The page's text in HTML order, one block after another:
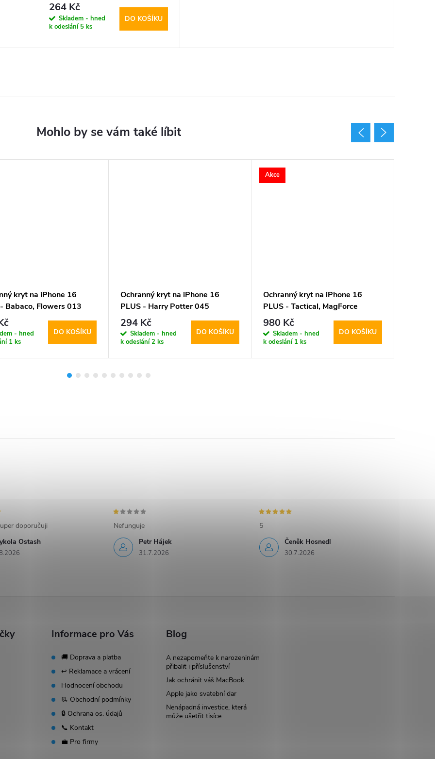
264 Kč
Skladem - hned
k odeslání 5 ks
DO KOŠÍKU
kryt na iPhone 16
Babaco, Flowers 013
- hned
1 ks
DO KOŠÍKU
Ochranný kryt na iPhone 16
PLUS - Harry Potter 045
294 Kč
Skladem - hned
k odeslání2 ks
DO KOŠÍKU
Akce
Ochranný kryt na iPhone 16
PLUS - Tactical, MagForce
Aramid
980 Kč
Skladem - hned
k odeslání 1 ks
DO KOŠÍKU
Ostash
doporučuji
Petr Hájek
31.7.2026
Nefunguje
Čeněk Hosnedl
30.7.2026
5
Informace pro Vás
🚚 Doprava a platba
↩️ Reklamace a vrácení
Hodnocení obchodu
📃 Obchodní podmínky
🔒 Ochrana os. údajů
📞 Kontakt
💼 Pro firmy
Blog
A nezapomeňte k narozeninám
přibalit i příslušenství
Jak ochránit váš MacBook
Apple jako svatební dar
Nenápadná investice, která
může ušetřit tisíce